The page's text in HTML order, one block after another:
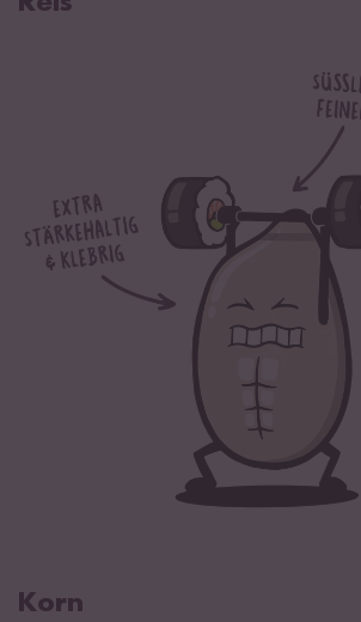
davon gesättigte Fettsäuren
Von Natur aus glutenfrei.
Korn